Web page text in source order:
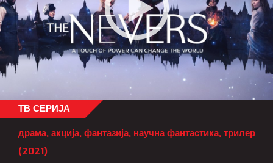
ТВ СЕРИЈА
драма, акција, фантазија, научна фантастика, трилер
(2021)